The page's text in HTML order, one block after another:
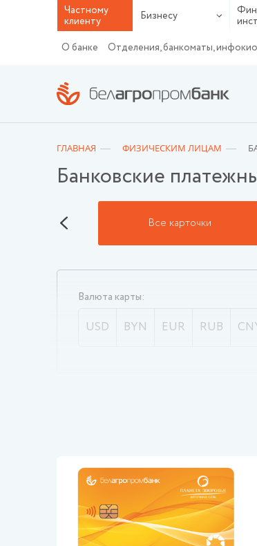
Частному
клиенту
Бизнесу
О банке
Отделения, банкоматы,
ГЛАВНАЯ ФИЗИЧЕСКИМ ЛИЦАМ
Банковские
Все карточки
Валюта карты:
USD BYN EUR RUB